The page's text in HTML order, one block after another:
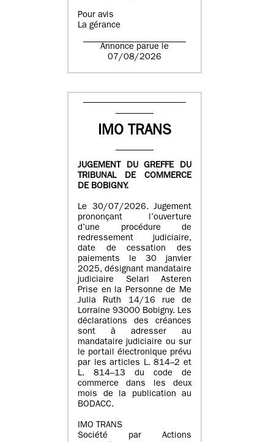
Pour avis
La gérance
Annonce parue le
07/08/2026
IMO TRANS
JUGEMENT DU GREFFE DU
TRIBUNAL DE COMMERCE
DE BOBIGNY.
Le 30/07/2026. Jugement
prononçant l’ouverture
d’une procédure de
redressement judiciaire,
date de cessation des
paiements le 30 janvier
2025, désignant mandataire
judiciaire Selarl Asteren
Prise en la Personne de Me
Julia Ruth 14/16 rue de
Lorraine 93000 Bobigny. Les
déclarations des créances
sont à adresser au
mandataire judiciaire ou sur
le portail électronique prévu
par les articles L. 814–2 et
L. 814–13 du code de
commerce dans les deux
mois de la publication au
BODACC.
IMO TRANS
Société par Actions